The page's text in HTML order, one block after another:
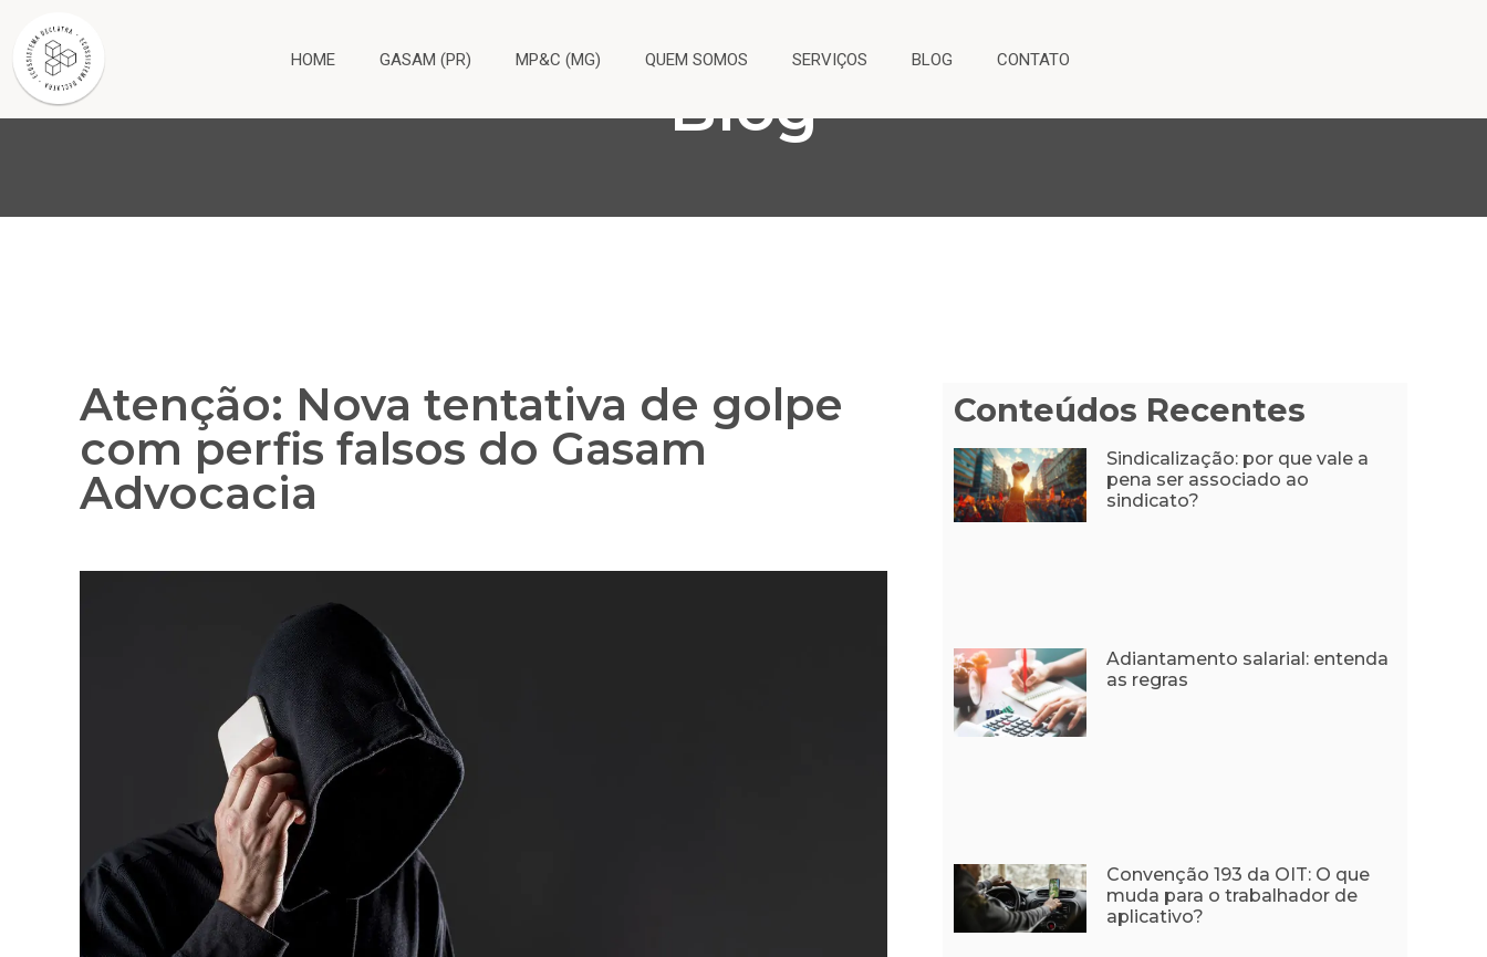
HOME GASAM (PR) MP&C (MG) QUEM SOMOS SERVIÇOS BLOG CONTATO
Blog
Atenção: Nova tentativa de golpe
com perfis falsos do Gasam
Advocacia
Conteúdos Recentes
Sindicalização: por que vale a
pena ser associado ao
sindicato?
Adiantamento salarial: entenda
as regras
Convenção 193 da OIT: O que
muda para o trabalhador de
aplicativo?